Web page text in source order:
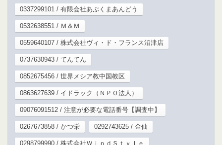
0337299101 / 有限会社あぶくまあんどう
0532638551 / Ｍ＆Ｍ
0559640107 / 株式会社ヴィ・ド・フランス沼津店
0737630943 / てんてん
0852675456 / 世界メシア教中国教区
0863627639 / イドラック（ＮＰＯ法人）
09076091512 / 注意が必要な電話番号【調査中】
0267673858 / かつ栄 0292743625 / 金仙
0298799990 / 株式会社ＷｉｎｄＳｔｙｌｅ